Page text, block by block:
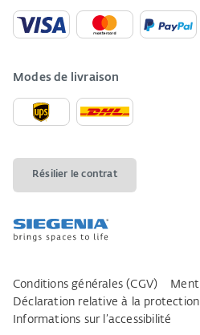
Modes de livraison
Résilier le contrat
Conditions générales (CGV)
Déclaration relative à la protection
Informations sur l’accessibilité